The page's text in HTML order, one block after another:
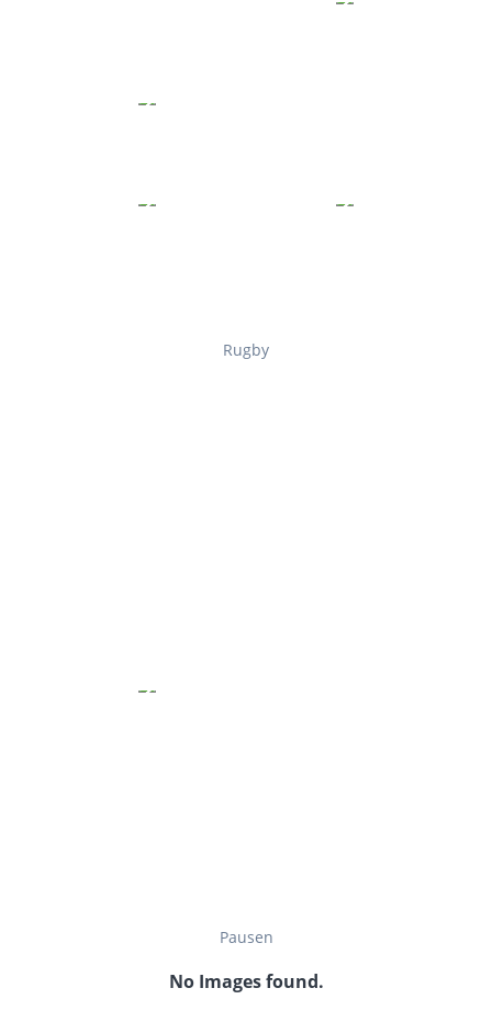
Rugby
Pausen
No Images found.